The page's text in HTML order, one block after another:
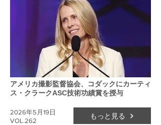
アメリカ撮影監督協会、コダックにカーティ
ス・クラークASC技術功績賞を授与
VOL.262
2026年5月19日 もっと見る